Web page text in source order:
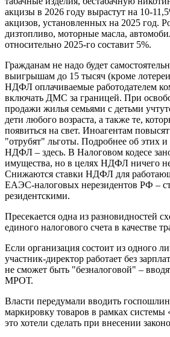
акцизы в 2026 году вырастут на 10-
акцизов, установленных на 2025 год.
дизтопливо, моторные масла,
относительно 2025-го составит 5%.
Гражданам не надо будет
выигрышам до 15 тысяч (кроме
НДФЛ оплачиваемые работодателем
включать ДМС за границей. При
продажи жилья семьями с детьми
дети любого возраста, а также те,
появиться на свет. Иноагентам
"отрубят" льготы. Подробнее об этих
НДФЛ – здесь. В Налоговом кодесе
имущества, но в целях НДФЛ ничего
Снижаются ставки НДФЛ для
ЕАЭС-налоговых нерезидентов РФ –
резидентскими.
Пресекается одна из разновидностей
единого налогового счета в качестве
Если организация состоит из одного
участник-директор работает без
не сможет быть "безналоговой" –
МРОТ.
Власти передумали вводить
маркировку товаров в рамках системы
это хотели сделать при внесении